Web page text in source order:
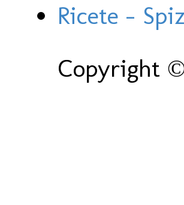
Ricete -
Copyright ©